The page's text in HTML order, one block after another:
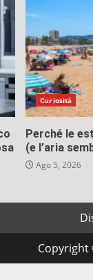
Curiosità
Perché le
(e l’aria
Ago 5, 2026
Copyright